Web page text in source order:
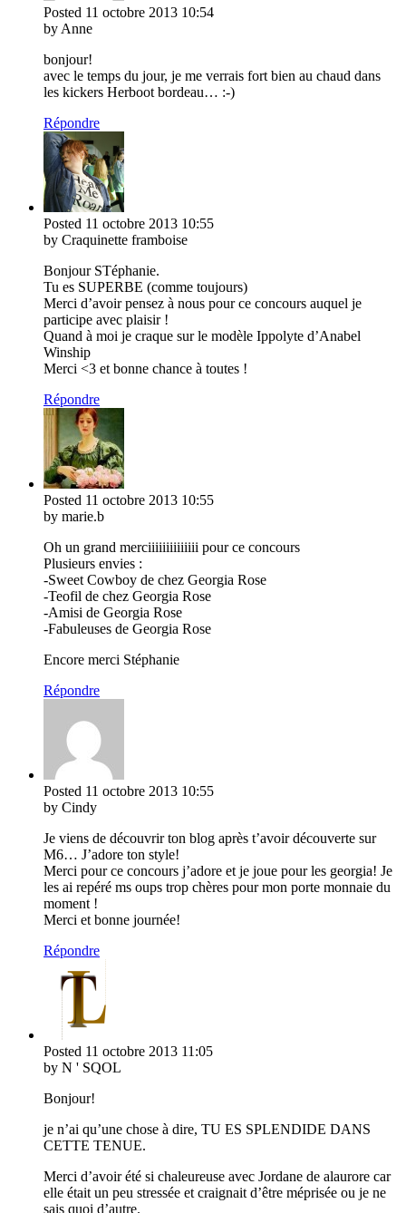
Posted 11 octobre 2013 10:54
by Anne
bonjour!
avec le temps du jour, je me verrais fort bien au chaud dans
les kickers Herboot bordeau… :-)
Répondre
Posted 11 octobre 2013 10:55
by Craquinette framboise
Bonjour STéphanie.
Tu es SUPERBE (comme toujours)
Merci d’avoir pensez à nous pour ce concours auquel je
participe avec plaisir !
Quand à moi je craque sur le modèle Ippolyte d’Anabel
Winship
Merci <3 et bonne chance à toutes !
Répondre
Posted 11 octobre 2013 10:55
by marie.b
Oh un grand merciiiiiiiiiiiiii pour ce concours
Plusieurs envies :
-Sweet Cowboy de chez Georgia Rose
-Teofil de chez Georgia Rose
-Amisi de Georgia Rose
-Fabuleuses de Georgia Rose
Encore merci Stéphanie
Répondre
Posted 11 octobre 2013 10:55
by Cindy
Je viens de découvrir ton blog après t’avoir découverte sur
M6… J’adore ton style!
Merci pour ce concours j’adore et je joue pour les georgia! Je
les ai repéré ms oups trop chères pour mon porte monnaie du
moment !
Merci et bonne journée!
Répondre
Posted 11 octobre 2013 11:05
by N ' SQOL
Bonjour!
je n’ai qu’une chose à dire, TU ES SPLENDIDE DANS
CETTE TENUE.
Merci d’avoir été si chaleureuse avec Jordane de alaurore car
elle était un peu stressée et craignait d’être méprisée ou je ne
sais quoi d’autre.